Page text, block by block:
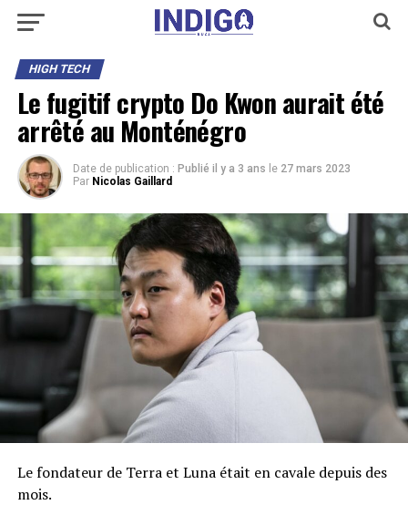
HIGH TECH
Le fugitif crypto Do Kwon aurait été
arrêté au Monténégro
Date de publication : Publié il y a 3 ans le 27 mars 2023
Par Nicolas Gaillard
Le fondateur de Terra et Luna était en cavale depuis des
mois.